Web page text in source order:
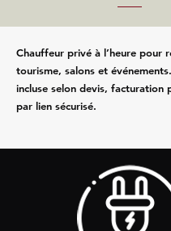
Chauffeur privé à l’heure pour
tourisme, salons et
incluse selon devis, facturation
par lien sécurisé.